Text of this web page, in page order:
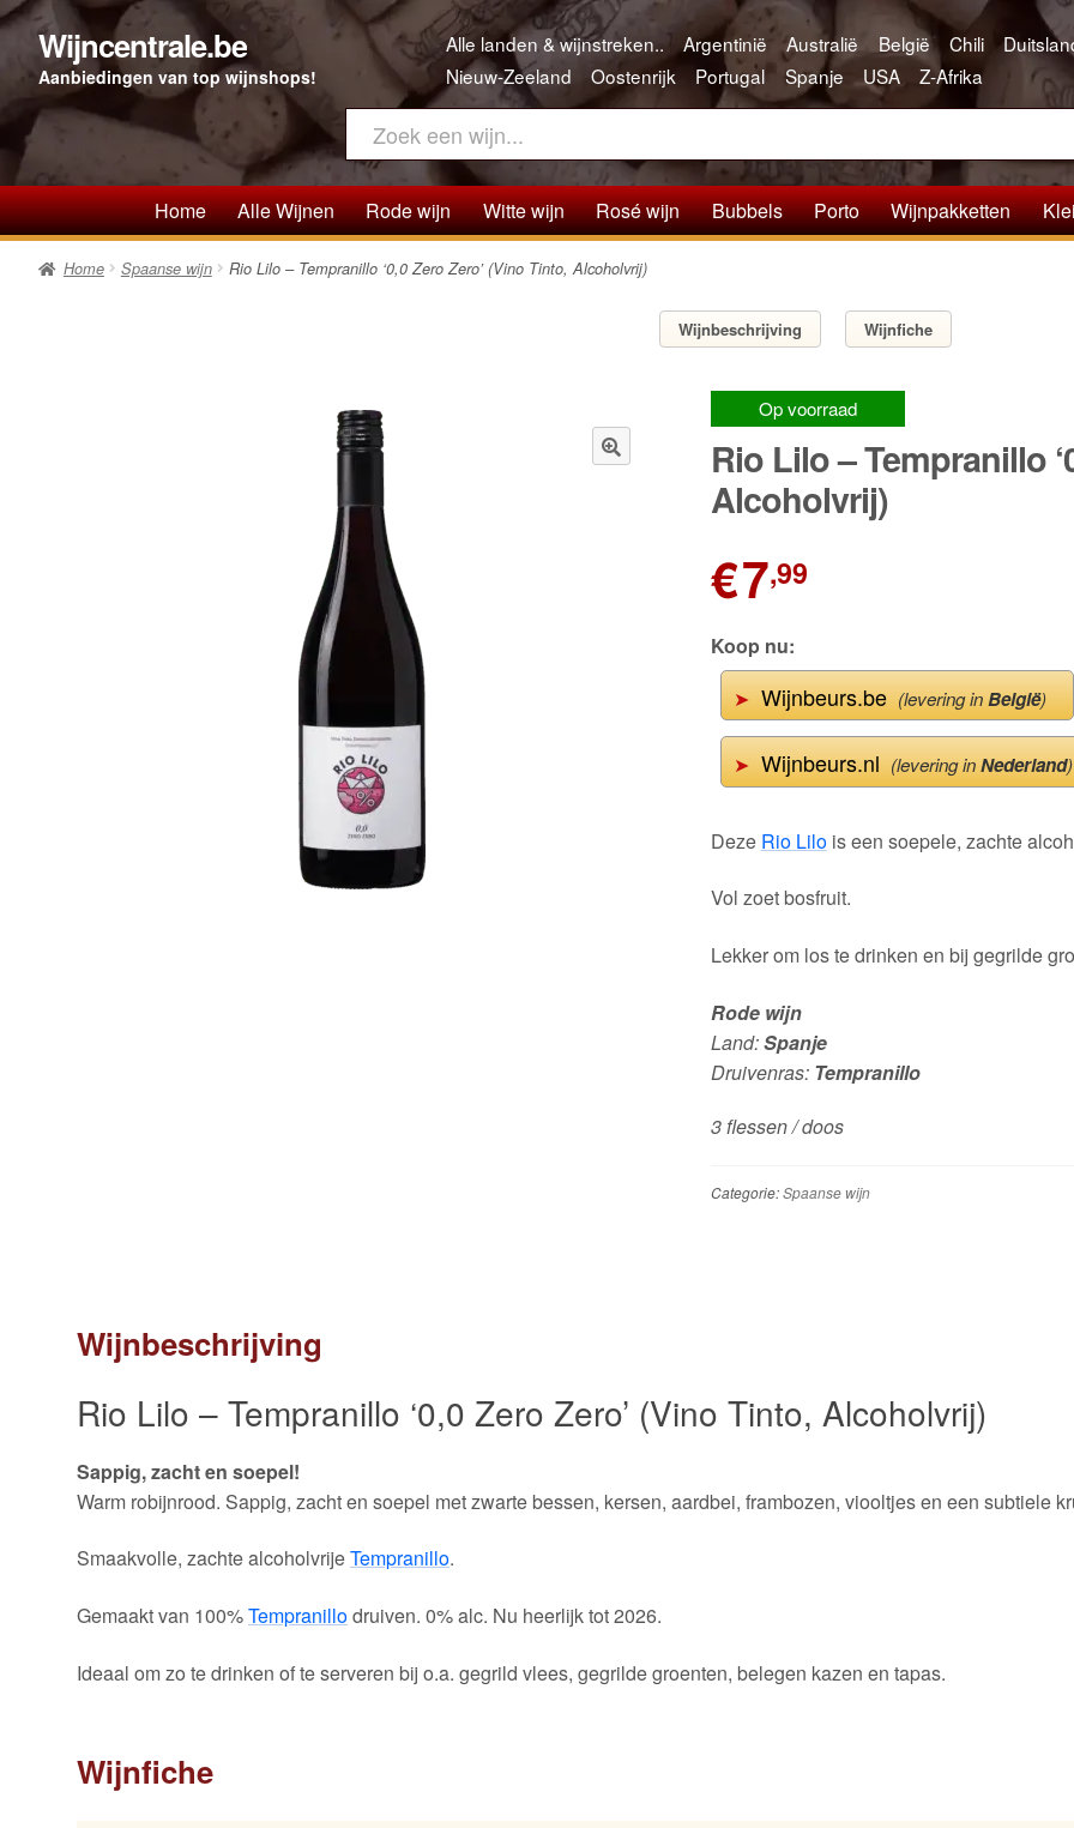
Ga
door
naar
navigatie
Ga
direct
naar
Wijncentrale.be
Aanbiedingen van top wijnshops!
Alle landen & wijnstreken.. Argentinië Australië België Chili
Nieuw-Zeeland
Oostenrijk Portugal Spanje USA Z-Afrika
Home Alle Wijnen Rode wijn Witte wijn Rosé wijn Bubbels Porto Wijnpakketten
Home Spaanse wijn Rio Lilo – Tempranillo ‘0,0 Zero Zero’ (Vino Tinto, Alcoholvrij)
Wijnbeschrijving Wijnfiche
Op voorraad
Rio Lilo – Tempranillo
Alcoholvrij)
€7,99
Koop nu:
➤Wijnbeurs.be(levering inBelgië)
➤Wijnbeurs.nl(levering inNederland)
Deze Rio Lilois een soepele, zachte
Vol zoet bosfruit.
Lekker om los te drinken en bij gegrilde
Rode wijn
Land:Spanje
Druivenras: Tempranillo
3 flessen / doos
Categorie:Spaanse wijn
Wijnbeschrijving
Rio Lilo – Tempranillo ‘0,0 Zero Zero’ (Vino Tinto, Alcoholvrij)
Sappig, zacht en soepel!
Warm robijnrood. Sappig, zacht en soepel met zwarte bessen, kersen, aardbei, frambozen, viooltjes en een subtiele
Smaakvolle, zachte alcoholvrijeTempranillo.
Gemaakt van 100%Tempranillodruiven. 0% alc. Nu heerlijk tot 2026.
Ideaal om zo te drinken of te serveren bij o.a. gegrild vlees, gegrilde groenten, belegen kazen en tapas.
Wijnfiche